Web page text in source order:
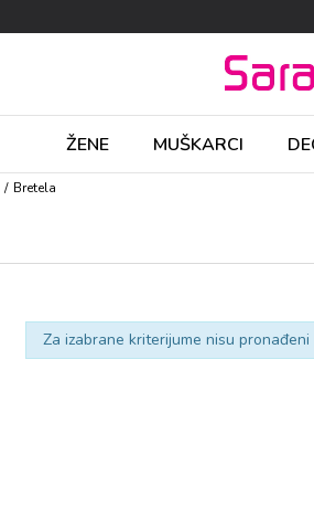
ŽENE MUŠKARCI
Bretela
Za izabrane kriterijume nisu pronađeni